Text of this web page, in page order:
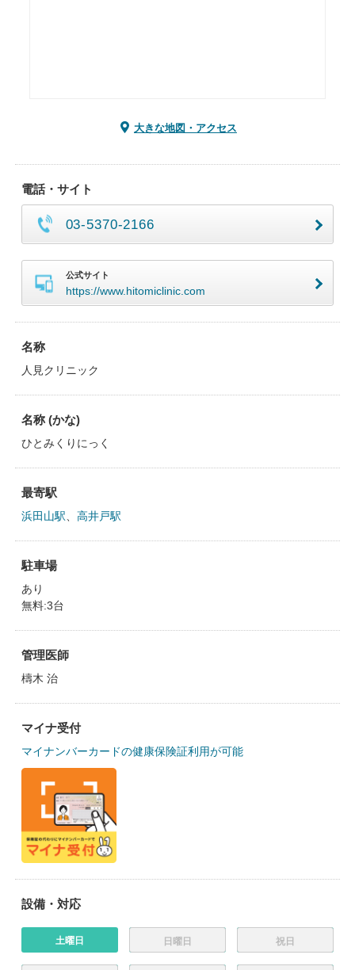
大きな地図・アクセス
電話・サイト
03-5370-2166
公式サイト
https://www.hitomiclinic.com
名称
人見クリニック
名称 (かな)
ひとみくりにっく
最寄駅
浜田山駅 高井戸駅
駐車場
あり
無料:3台
管理医師
檮木 治
マイナ受付
マイナンバーカードの健康保険証利用が可能
設備・対応
土曜日 日曜日 祝日